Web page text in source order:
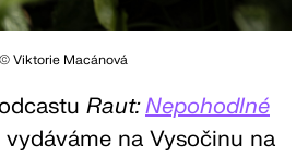
©Viktorie Macánová
Raut:Nepohodlné
vydáváme na Vysočinu na